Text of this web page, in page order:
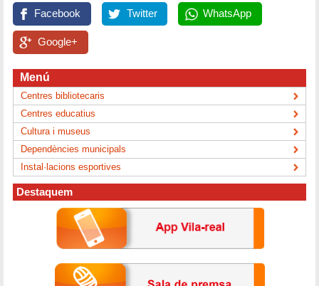
Facebook Twitter WhatsApp
Google+
Menú
Centres bibliotecaris
Centres educatius
Cultura i museus
Dependències municipals
Instal·lacions esportives
Destaquem